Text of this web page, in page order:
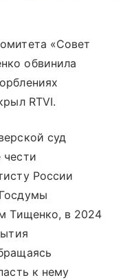
«Совет
обвинила
RTVI.
суд
России
Тищенко, в 2024
к нему